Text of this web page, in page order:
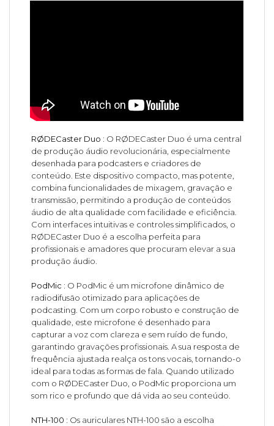
RØDECaster Duo : O RØDECaster Duo é uma central
de produção áudio revolucionária, especialmente
desenhada para podcasters e criadores de
conteúdo. Este dispositivo compacto, mas potente,
combina funcionalidades de mixagem, gravação e
transmissão, permitindo a produção de conteúdos
áudio de alta qualidade com facilidade e eficiência.
Com interfaces intuitivas e controles simplificados, o
RØDECaster Duo é a escolha perfeita para
profissionais e amadores que procuram elevar a sua
produção áudio.
PodMic : O PodMic é um microfone dinâmico de
radiodifusão otimizado para aplicações de
podcasting. Com um corpo robusto e construção de
qualidade, este microfone é desenhado para
capturar a voz com clareza e sem ruído de fundo,
garantindo gravações profissionais. A sua resposta de
frequência ajustada realça os tons vocais, tornando-o
ideal para todas as formas de fala. Quando utilizado
com o RØDECaster Duo, o PodMic proporciona um
som rico e profundo que dá vida ao seu conteúdo.
NTH-100 : Os auriculares NTH-100 são a escolha